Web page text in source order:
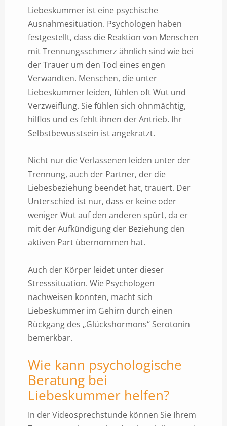
Liebeskummer ist eine psychische
Ausnahmesituation. Psychologen haben
festgestellt, dass die Reaktion von Menschen
mit Trennungsschmerz ähnlich sind wie bei
der Trauer um den Tod eines engen
Verwandten. Menschen, die unter
Liebeskummer leiden, fühlen oft Wut und
Verzweiflung. Sie fühlen sich ohnmächtig,
hilflos und es fehlt ihnen der Antrieb. Ihr
Selbstbewusstsein ist angekratzt.
Nicht nur die Verlassenen leiden unter der
Trennung, auch der Partner, der die
Liebesbeziehung beendet hat, trauert. Der
Unterschied ist nur, dass er keine oder
weniger Wut auf den anderen spürt, da er
mit der Aufkündigung der Beziehung den
aktiven Part übernommen hat.
Auch der Körper leidet unter dieser
Stresssituation. Wie Psychologen
nachweisen konnten, macht sich
Liebeskummer im Gehirn durch einen
Rückgang des „Glückshormons“ Serotonin
bemerkbar.
Wie kann psychologische
Beratung bei
Liebeskummer helfen?
In der Videosprechstunde können Sie Ihrem